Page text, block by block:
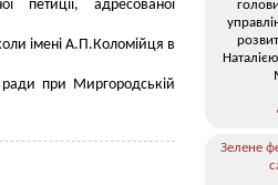
петиції, адресованої
імені А.П.Коломійця в
при Миргородській
Зелене